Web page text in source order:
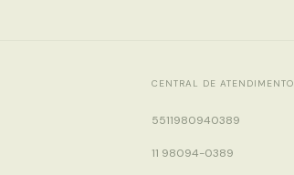
CENTRAL DE ATENDIMENTO
5511980940389
11 98094-0389